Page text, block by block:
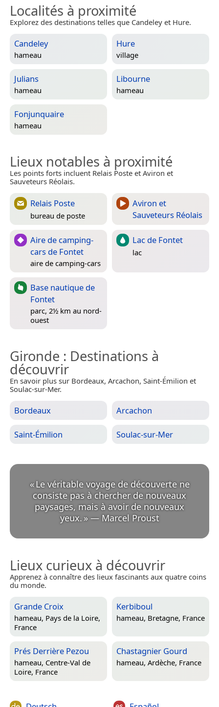
Localités à proximité
Explorez des destinations telles que Candeley et Hure.
Candeley
hameau
Hure
village
Julians
hameau
Libourne
hameau
Fonjunquaire
hameau
Lieux notables à proximité
Les points forts incluent Relais Poste et Aviron et
Sauveteurs Réolais.
Relais Poste
bureau de poste
Aviron et
Sauveteurs Réolais
Aire de camping-
cars de Fontet
aire de camping-cars
Lac de Fontet
lac
Base nautique de
Fontet
parc, 2½ km au nord-
ouest
Gironde : Destinations à
découvrir
En savoir plus sur Bordeaux, Arcachon, Saint-Émilion et
Soulac-sur-Mer.
Bordeaux Arcachon
Saint-Émilion Soulac-sur-Mer
«Le véritable voyage de découverte ne
consiste pas à chercher de nouveaux
paysages, mais à avoir de nouveaux
yeux. » — Marcel Proust
Lieux curieux à découvrir
Apprenez à connaître des lieux fascinants aux quatre coins
du monde.
Grande Croix
hameau, Pays de la Loire,
France
Kerbiboul
hameau, Bretagne, France
Prés Derrière Pezou
hameau, Centre-Val de
Loire, France
Chastagnier Gourd
hameau, Ardèche, France